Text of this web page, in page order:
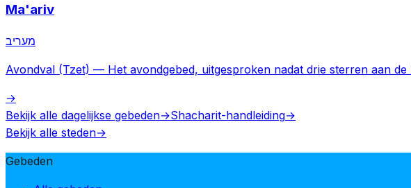
Ma'ariv
מעריב
Avondval (Tzet) — Het avondgebed, uitgesproken nadat drie sterren aan de
→
Bekijk alle dagelijkse gebeden→Shacharit-handleiding→
Bekijk alle steden→
Gebeden